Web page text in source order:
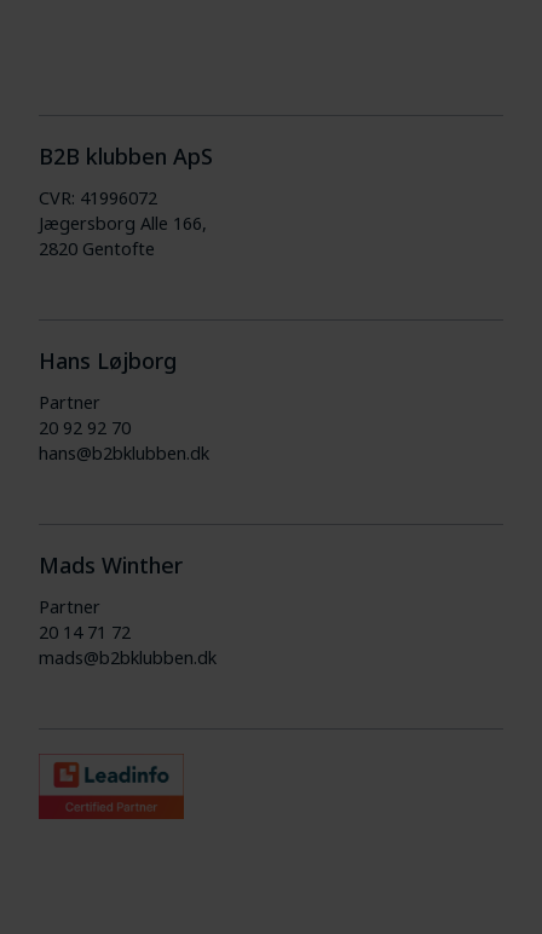
B2B klubben ApS
CVR: 41996072
Jægersborg Alle 166,
2820 Gentofte
Hans Løjborg
Partner
20 92 92 70
hans@b2bklubben.dk
Mads Winther
Partner
20 14 71 72
mads@b2bklubben.dk